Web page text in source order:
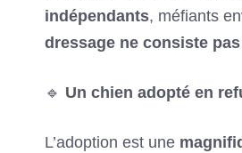
indépendants, méfiants
dressage ne consiste
🔹 Un chien adopté en
L’adoption est une